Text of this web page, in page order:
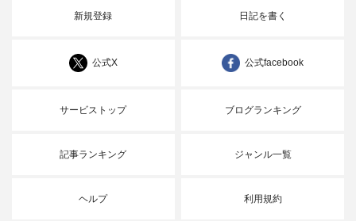
新規登録 日記を書く
公式X 公式facebook
サービストップ ブログランキング
記事ランキング ジャンル一覧
ヘルプ 利用規約